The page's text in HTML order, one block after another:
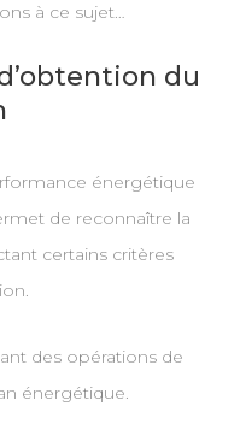
à ce sujet…
du
énergétique
de reconnaître la
certains critères
des opérations de
énergétique.